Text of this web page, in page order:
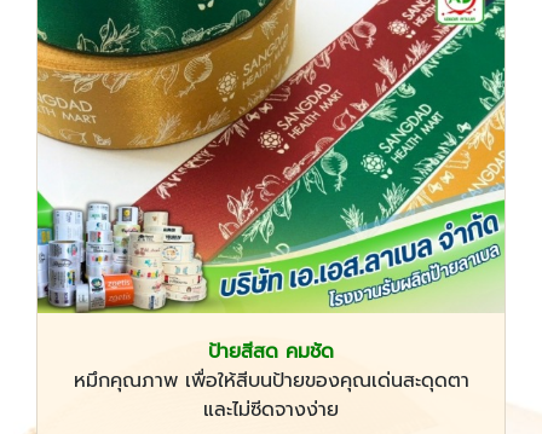
ป้ายสีสด คมชัด
หมึกคุณภาพ เพื่อให้สีบนป้ายของคุณเด่นสะดุดตา
และไม่ซีดจางง่าย